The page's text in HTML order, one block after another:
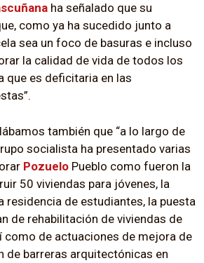
ha señalado que su
como ya ha sucedido junto a
sea un foco de basuras e incluso
la calidad de vida de todos los
que es deficitaria en las
también que “a lo largo de
socialista ha presentado varias
Pozuelo Pueblo como fueron la
50 viviendas para jóvenes, la
residencia de estudiantes, la puesta
de rehabilitación de viviendas de
como de actuaciones de mejora de
de barreras arquitectónicas en